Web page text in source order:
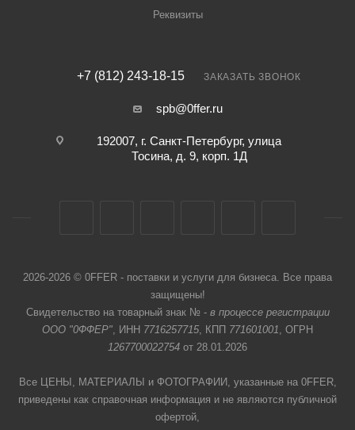
Реквизиты
+7 (812) 243-18-15 ЗАКАЗАТЬ ЗВОНОК
spb@0ffer.ru
192007, г. Санкт-Петербург, улица
Тосина, д. 9, корп. 1Д
2026-2026 © 0FFER - поставки и услуги для бизнеса. Все права
защищены!
Свидетельство на товарный знак № - в процессе регистрации
ООО "0ФФЕР", ИНН 7716257715, КПП 771601001, ОГРН
1267700022754 от 28.01.2026
Все ЦЕНЫ, МАТЕРИАЛЫ и ФОТОГРАФИИ, указанные на 0FFER,
приведены как справочная информация и не являются публичной
офертой,